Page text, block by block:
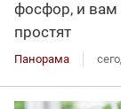
фосфор, и вам
простят
Панорама